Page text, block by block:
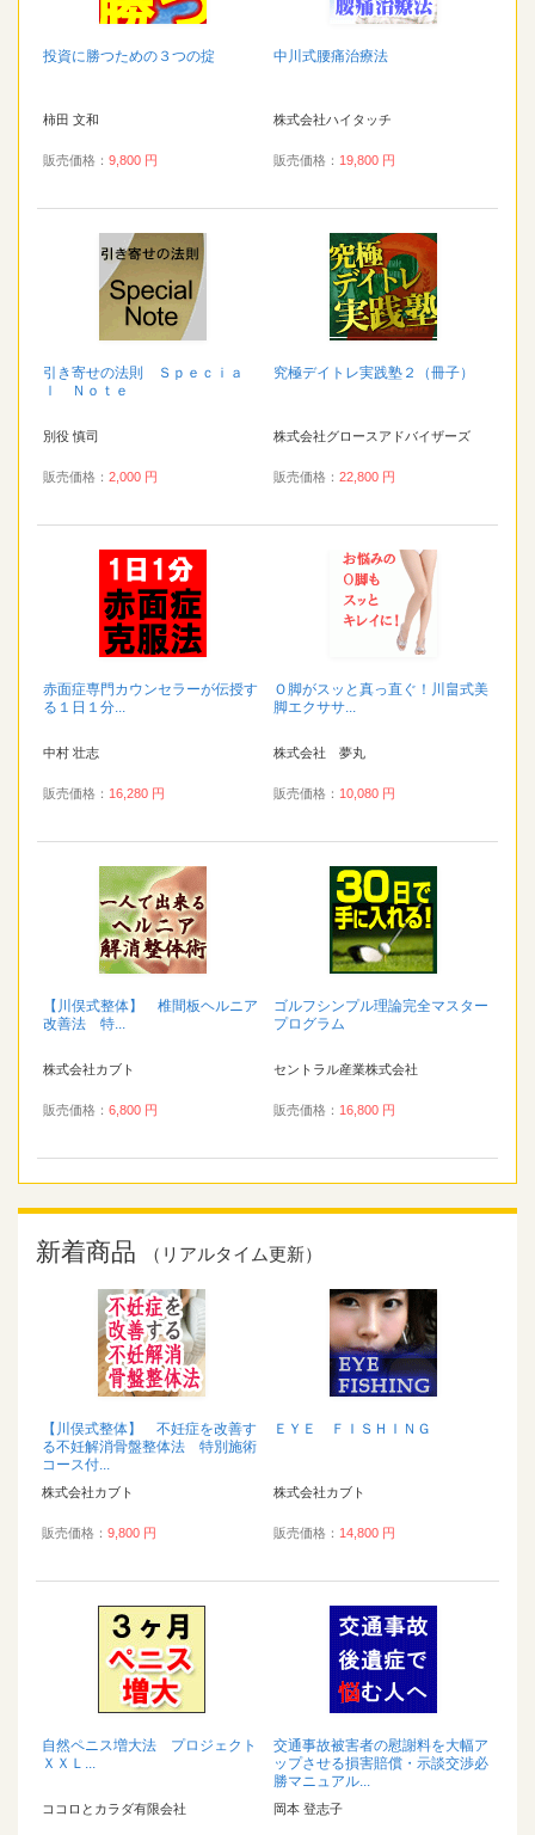
投資に勝つための３つの掟
柿田 文和
販売価格： 9,800 円
中川式腰痛治療法
株式会社ハイタッチ
販売価格： 19,800 円
引き寄せの法則 Ｓｐｅｃｉａ
ｌ Ｎｏｔｅ
別役 慎司
販売価格： 2,000 円
究極デイトレ実践塾２（冊子）
株式会社グロースアドバイザーズ
販売価格： 22,800 円
赤面症専門カウンセラーが伝授す
る１日１分...
中村 壮志
販売価格： 16,280 円
Ｏ脚がスッと真っ直ぐ！川畠式美
脚エクササ...
株式会社 夢丸
販売価格： 10,080 円
【川俣式整体】 椎間板ヘルニア
改善法 特...
株式会社カブト
販売価格： 6,800 円
ゴルフシンプル理論完全マスター
プログラム
セントラル産業株式会社
販売価格： 16,800 円
新着商品 （リアルタイム更新）
【川俣式整体】 不妊症を改善す
る不妊解消骨盤整体法 特別施術
コース付...
株式会社カブト
販売価格： 9,800 円
ＥＹＥ ＦＩＳＨＩＮＧ
株式会社カブト
販売価格： 14,800 円
自然ペニス増大法 プロジェクト
ＸＸＬ...
ココロとカラダ有限会社
交通事故被害者の慰謝料を大幅ア
ップさせる損害賠償・示談交渉必
勝マニュアル...
岡本 登志子